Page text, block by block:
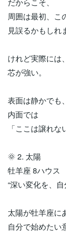
周囲は最初、こ
見誤るかもしれ
けれど実際には、
芯が強い。
表面は静かでも、
内面では
「ここは譲れな
🌞 2. 太陽
牡羊座 8ハウス
“深い変化を、
太陽が牡羊座に
自分で始めたい